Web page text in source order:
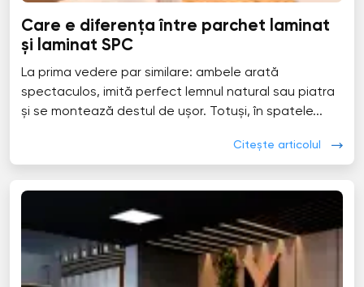
Care e diferența între parchet laminat
și laminat SPC
La prima vedere par similare: ambele arată
spectaculos, imită perfect lemnul natural sau piatra
și se montează destul de ușor. Totuși, în spatele...
Citește articolul